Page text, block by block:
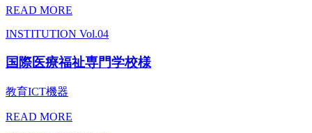
READ MORE
INSTITUTION Vol.04
国際医療福祉専門学校様
教育ICT機器
READ MORE